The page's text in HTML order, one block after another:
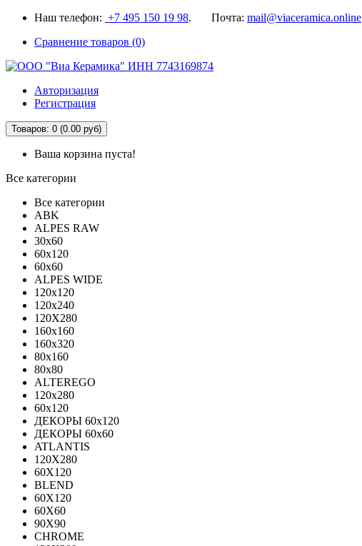
Наш телефон: +7 495 150 19 98. Почта: mail@viaceramica.online
Сравнение товаров (0)
Авторизация
Регистрация
Товаров: 0 (0.00 руб)
Ваша корзина пуста!
Все категории
Все категории
ABK
ALPES RAW
30x60
60x120
60x60
ALPES WIDE
120x120
120x240
120X280
160x160
160x320
80x160
80x80
ALTEREGO
120х280
60х120
ДЕКОРЫ 60х120
ДЕКОРЫ 60х60
ATLANTIS
120X280
60X120
BLEND
60Х120
60Х60
90Х90
CHROME